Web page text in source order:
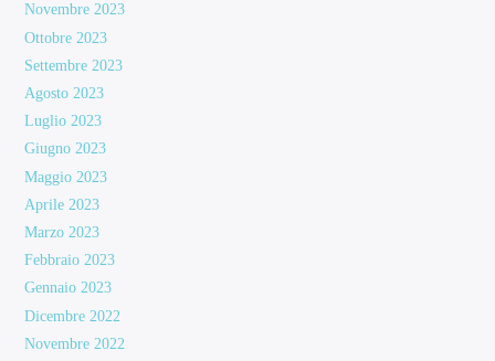
Novembre 2023
Ottobre 2023
Settembre 2023
Agosto 2023
Luglio 2023
Giugno 2023
Maggio 2023
Aprile 2023
Marzo 2023
Febbraio 2023
Gennaio 2023
Dicembre 2022
Novembre 2022